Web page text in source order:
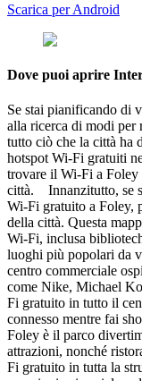
Scarica per Android
Dove puoi aprire
Se stai pianificando di
alla ricerca di modi per
tutto ciò che la città ha
hotspot Wi-Fi gratuiti
trovare il Wi-Fi a
città. Innanzitutto, se
Wi-Fi gratuito a Foley,
della città. Questa
Wi-Fi, inclusa
luoghi più popolari da
centro commerciale
come Nike, Michael
Fi gratuito in tutto il
connesso mentre fai
Foley è il parco
attrazioni, nonché
Fi gratuito in tutta la